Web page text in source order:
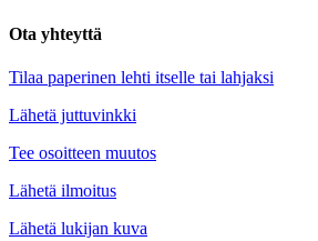
Ota yhteyttä
Tilaa paperinen lehti itselle tai lahjaksi
Lähetä juttuvinkki
Tee osoitteen muutos
Lähetä ilmoitus
Lähetä lukijan kuva